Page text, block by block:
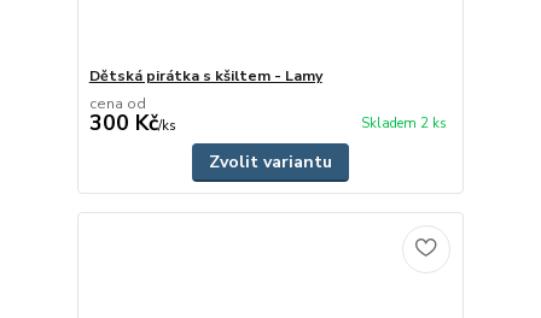
Dětská pirátka s kšiltem - Lamy
cena od
300 Kč/ks Skladem 2 ks
Zvolit variantu